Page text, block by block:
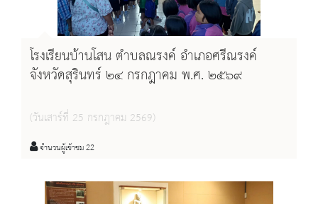
โรงเรียนบ้านโสน ตำบลณรงค์ อำเภอศรีณรงค์
จังหวัดสุรินทร์ ๒๔ กรกฎาคม พ.ศ. ๒๕๖๙
(วันเสาร์ที่ 25 กรกฎาคม 2569)
จำนวนผู้เข้าชม 22